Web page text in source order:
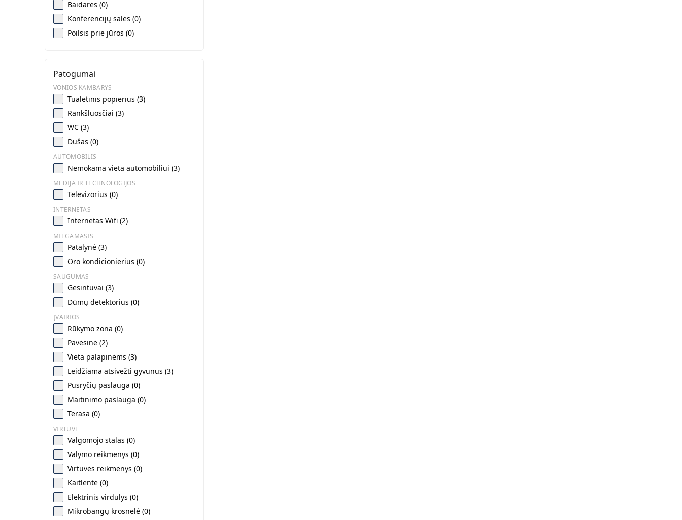
Baidarės (0)
Konferencijų salės (0)
Poilsis prie jūros (0)
Patogumai
VONIOS KAMBARYS
Tualetinis popierius (3)
Rankšluosčiai (3)
WC (3)
Dušas (0)
AUTOMOBILIS
Nemokama vieta automobiliui (3)
MEDIJA IR TECHNOLOGIJOS
Televizorius (0)
INTERNETAS
Internetas Wifi (2)
MIEGAMASIS
Patalynė (3)
Oro kondicionierius (0)
SAUGUMAS
Gesintuvai (3)
Dūmų detektorius (0)
ĮVAIRIOS
Rūkymo zona (0)
Pavėsinė (2)
Vieta palapinėms (3)
Leidžiama atsivežti gyvunus (3)
Pusryčių paslauga (0)
Maitinimo paslauga (0)
Terasa (0)
VIRTUVĖ
Valgomojo stalas (0)
Valymo reikmenys (0)
Virtuvės reikmenys (0)
Kaitlentė (0)
Elektrinis virdulys (0)
Mikrobangų krosnelė (0)